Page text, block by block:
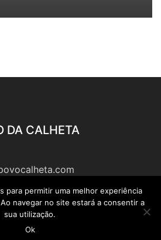
DA CALHETA
da Calheta, nº 594 Edifício
175 Calheta
para permitir uma melhor experiência
navegar no site estará a consentir a
sua utilização.
Ok